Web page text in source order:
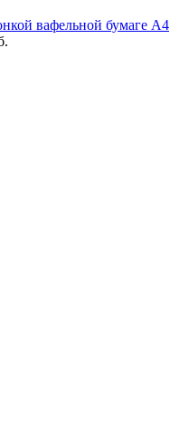
вафельной бумаге А4